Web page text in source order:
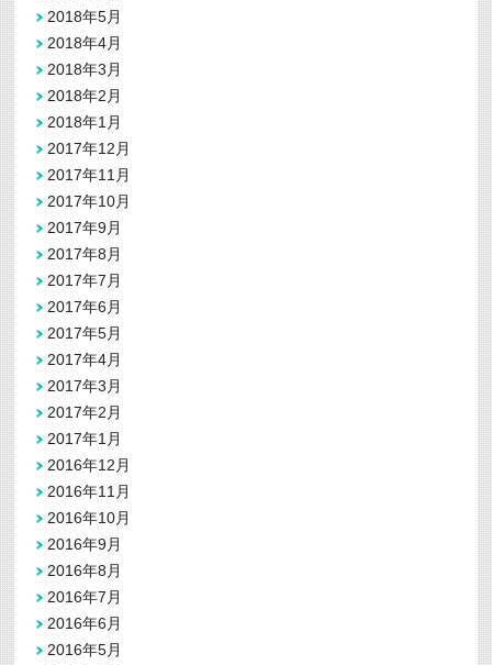
2018年5月
2018年4月
2018年3月
2018年2月
2018年1月
2017年12月
2017年11月
2017年10月
2017年9月
2017年8月
2017年7月
2017年6月
2017年5月
2017年4月
2017年3月
2017年2月
2017年1月
2016年12月
2016年11月
2016年10月
2016年9月
2016年8月
2016年7月
2016年6月
2016年5月